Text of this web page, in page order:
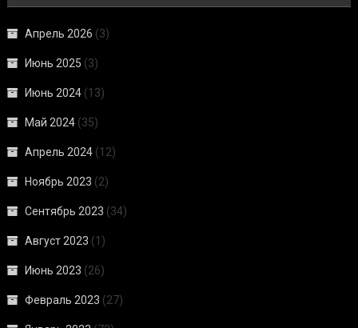
Апрель 2026 (3)
Июнь 2025 (3)
Июнь 2024 (13)
Май 2024 (35)
Апрель 2024 (12)
Ноябрь 2023 (2)
Сентябрь 2023 (34)
Август 2023 (1)
Июнь 2023 (26)
Февраль 2023 (27)